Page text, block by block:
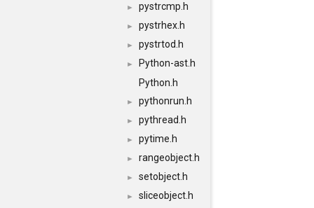
► pystrcmp.h
► pystrhex.h
► pystrtod.h
►
Python-ast.h
Python.h
► pythonrun.h
► pythread.h
► pytime.h
► rangeobject.h
► setobject.h
► sliceobject.h